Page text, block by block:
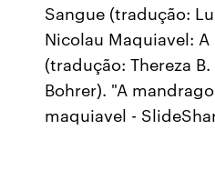
Sangue (tradução:
Nicolau Maquiavel:
(tradução: Thereza
Bohrer). "A
maquiavel -